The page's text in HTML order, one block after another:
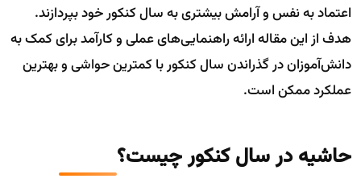
اعتماد به نفس و آرامش بیشتری به سال کنکور خود بپردازند.
هدف از این مقاله ارائه راهنمایی‌های عملی و کارآمد برای کمک به
دانش‌آموزان در گذراندن سال کنکور با کمترین حواشی و بهترین
عملکرد ممکن است.
حاشیه در سال کنکور چیست؟